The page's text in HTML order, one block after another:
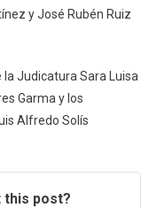
y José Rubén Ruiz
Judicatura Sara Luisa
Garma y los
Alfredo Solís
this post?